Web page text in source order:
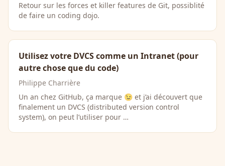
Retour sur les forces et killer features de Git, possiblité
de faire un coding dojo.
Utilisez votre DVCS comme un Intranet (pour
autre chose que du code)
Philippe Charrière
Un an chez GitHub, ça marque 😉 et j’ai découvert que
finalement un DVCS (distributed version control
system), on peut l’utiliser pour …